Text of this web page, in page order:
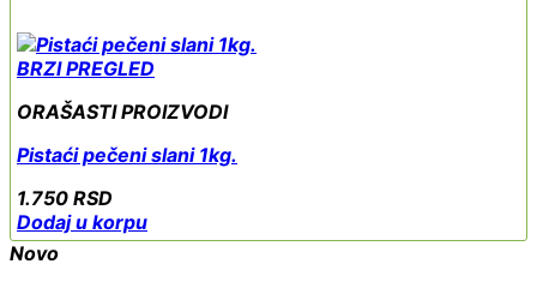
BRZI PREGLED
ORAŠASTI PROIZVODI
Pistaći pečeni slani 1kg.
1.750 RSD
Dodaj u korpu
Novo